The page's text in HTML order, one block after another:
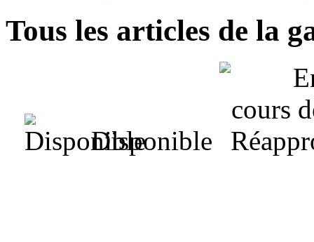
Tous les articles de la
Disponible